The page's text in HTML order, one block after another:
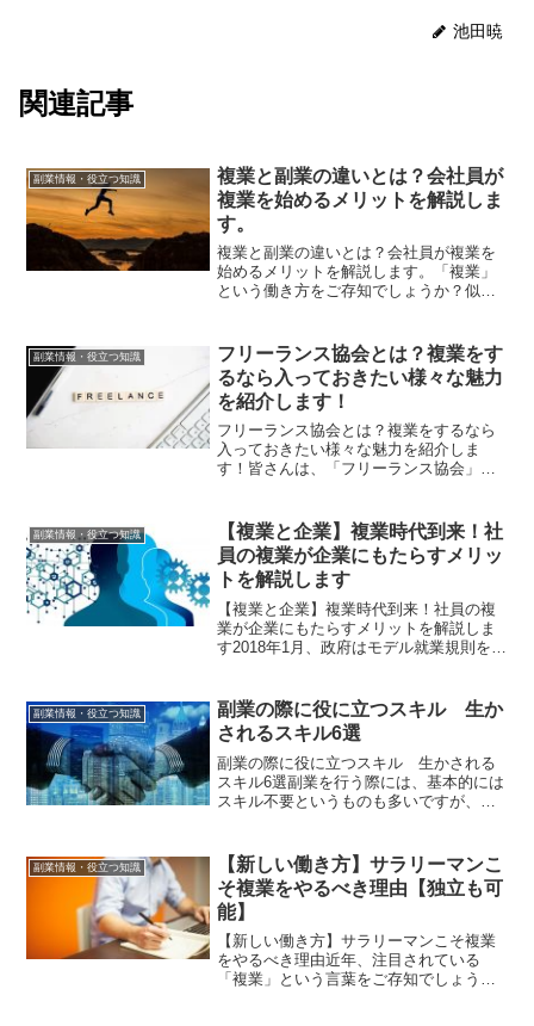
池田暁
関連記事
副業情報・役立つ知識
複業と副業の違いとは？会社員が
複業を始めるメリットを解説しま
す。
複業と副業の違いとは？会社員が複業を
始めるメリットを解説します。「複業」
という働き方をご存知でしょうか？似た
では、働き方だけでなく、始める目的も
異なることが多く、始める...
副業情報・役立つ知識
フリーランス協会とは？複業をす
るなら入っておきたい様々な魅力
を紹介します！
フリーランス協会とは？複業をするなら
入っておきたい様々な魅力を紹介しま
す！皆さんは、「フリーランス協会」を
意味で、フリーランスの方向けの協会で
す。今回は、フリーランス協...
副業情報・役立つ知識
【複業と企業】複業時代到来！社
員の複業が企業にもたらすメリッ
トを解説します
【複業と企業】複業時代到来！社員の複
業が企業にもたらすメリットを解説しま
す2018年1月、政府はモデル就業規則を改
除しました。政府が「働き方改革」を掲
げ、積極的に複業を...
副業情報・役立つ知識
副業の際に役に立つスキル 生か
されるスキル6選
副業の際に役に立つスキル 生かされる
スキル6選副業を行う際には、基本的には
スキル不要というものも多いですが、一
かすことができたりというメリットがあ
ります。例えば、エクセ...
副業情報・役立つ知識
【新しい働き方】サラリーマンこ
そ複業をやるべき理由【独立も可
能】
【新しい働き方】サラリーマンこそ複業
をやるべき理由近年、注目されている
「複業」という言葉をご存知でしょう